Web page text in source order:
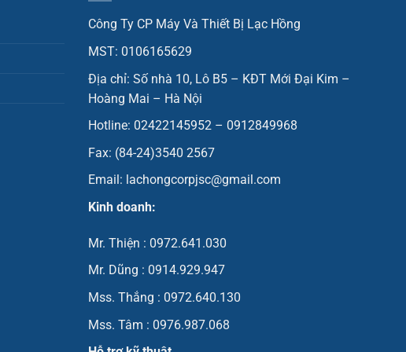
Công Ty CP Máy Và Thiết Bị Lạc Hồng
MST: 0106165629
Địa chỉ: Số nhà 10, Lô B5 – KĐT Mới Đại Kim –
Hoàng Mai – Hà Nội
Hotline: 02422145952 – 0912849968
Fax: (84-24)3540 2567
Email: lachongcorpjsc@gmail.com
Kinh doanh:
Mr. Thiện : 0972.641.030
Mr. Dũng : 0914.929.947
Mss. Thắng : 0972.640.130
Mss. Tâm : 0976.987.068